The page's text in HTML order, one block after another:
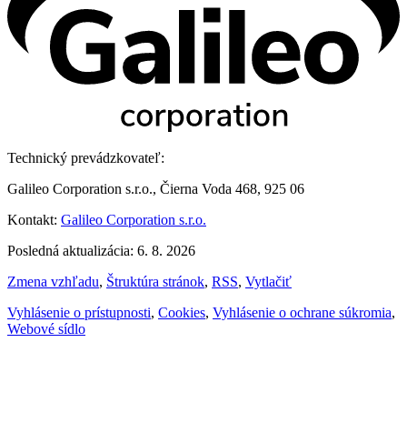
Technický prevádzkovateľ:
Galileo Corporation s.r.o., Čierna Voda 468, 925 06
Kontakt: Galileo Corporation s.r.o.
Posledná aktualizácia: 6. 8. 2026
Zmena vzhľadu, Štruktúra stránok, RSS, Vytlačiť
Vyhlásenie o prístupnosti, Cookies, Vyhlásenie o ochrane súkromia,
Webové sídlo